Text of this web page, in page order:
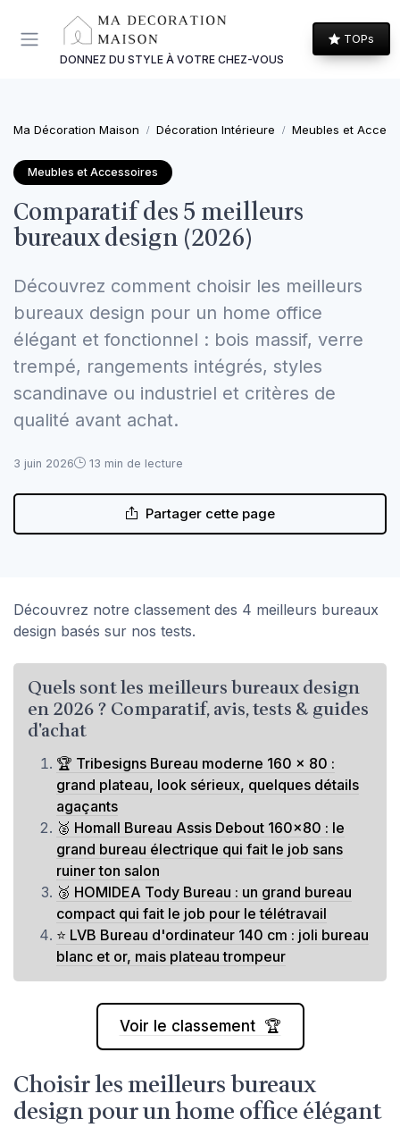
DONNEZ DU STYLE À VOTRE CHEZ-VOUS
TOPs
Ma Décoration Maison Décoration Intérieure Meubles et
Meubles et Accessoires
Comparatif des 5 meilleurs
bureaux design (2026)
Découvrez comment choisir les meilleurs
bureaux design pour un home office
élégant et fonctionnel : bois massif, verre
trempé, rangements intégrés, styles
scandinave ou industriel et critères de
qualité avant achat.
3 juin 2026 13 min de lecture
Partager cette page
Découvrez notre classement des 4 meilleurs bureaux
design basés sur nos tests.
Quels sont les meilleurs bureaux design
en 2026 ? Comparatif, avis, tests & guides
d'achat
🏆 Tribesigns Bureau moderne 160 x 80 :
grand plateau, look sérieux, quelques détails
agaçants
🥈 Homall Bureau Assis Debout 160x80 : le
grand bureau électrique qui fait le job sans
ruiner ton salon
🥉 HOMIDEA Tody Bureau : un grand bureau
compact qui fait le job pour le télétravail
⭐ LVB Bureau d'ordinateur 140 cm : joli bureau
blanc et or, mais plateau trompeur
Voir le classement 🏆
Choisir les meilleurs bureaux
design pour un home office élégant
Panneau de gestion des cookies